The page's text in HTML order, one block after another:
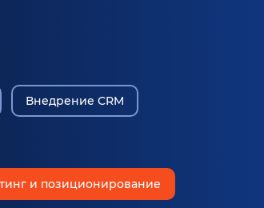
Внедрение CRM
и позиционирование